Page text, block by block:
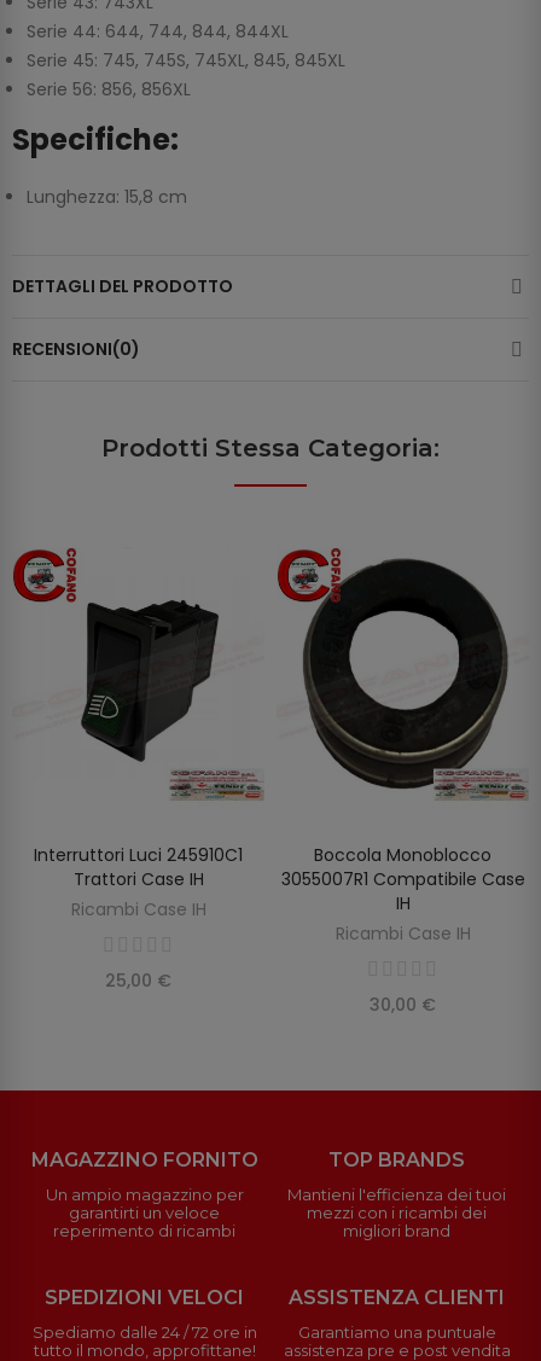
Serie 44: 644, 744, 844, 844XL
Serie 45: 745, 745S, 745XL, 845, 845XL
Serie 56: 856, 856XL
Specifiche:
Lunghezza: 15,8 cm
DETTAGLI DEL PRODOTTO
RECENSIONI(0)
Prodotti Stessa Categoria:
AGGIUNGI AL CARRELLO
Interruttori Luci 245910C1
Trattori Case IH
Ricambi Case IH
25,00 €
AGGIUNGI AL CARRELLO
Boccola Monoblocco
3055007R1 Compatibile Case
IH
Ricambi Case IH
30,00 €
MAGAZZINO FORNITO
Un ampio magazzino per
garantirti un veloce
reperimento di ricambi
TOP BRANDS
Mantieni l'efficienza dei tuoi
mezzi con i ricambi dei
migliori brand
SPEDIZIONI VELOCI
Spediamo dalle 24 / 72 ore in
tutto il mondo, approfittane!
ASSISTENZA CLIENTI
Garantiamo una puntuale
assistenza pre e post vendita